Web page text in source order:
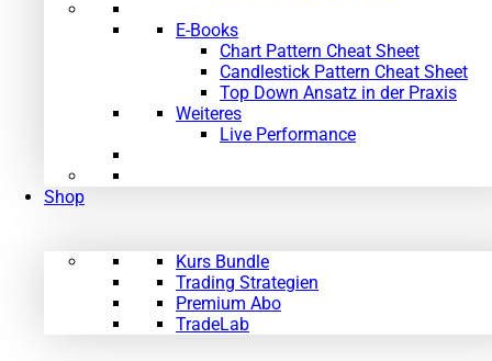
E-Books
Chart Pattern Cheat Sheet
Candlestick Pattern Cheat Sheet
Top Down Ansatz in der Praxis
Weiteres
Live Performance
Shop
Kurs Bundle
Trading Strategien
Premium Abo
TradeLab